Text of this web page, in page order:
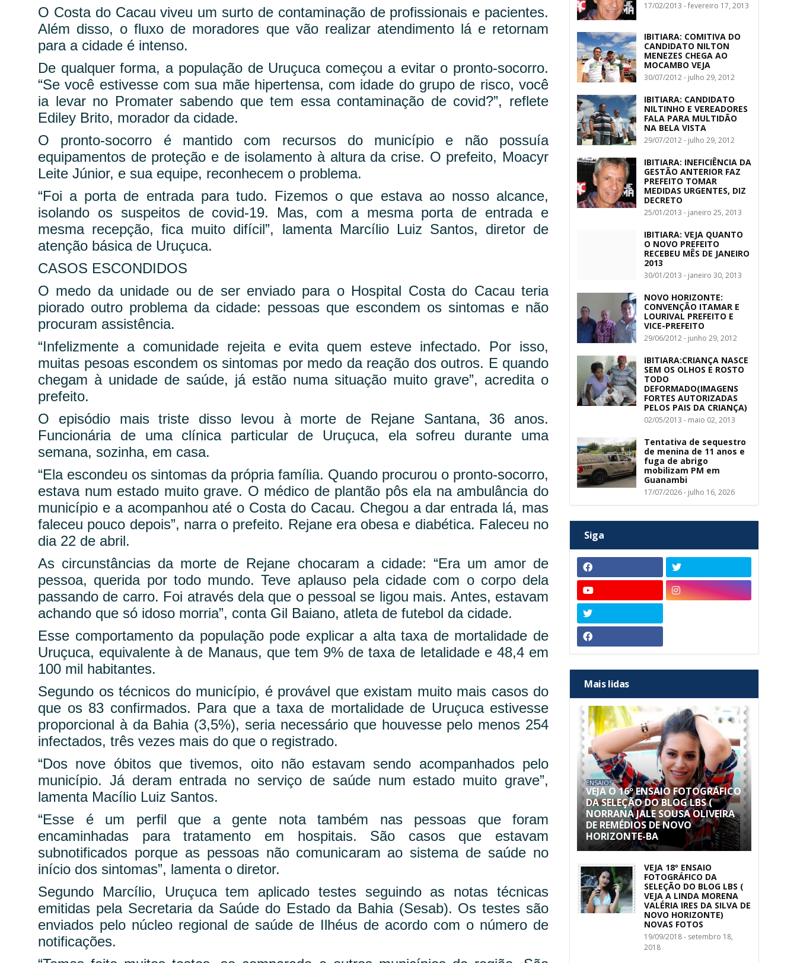
O Costa do Cacau viveu um surto de contaminação de profissionais e pacientes.
Além disso, o fluxo de moradores que vão realizar atendimento lá e retornam
para a cidade é intenso.
De qualquer forma, a população de Uruçuca começou a evitar o pronto-socorro.
“Se você estivesse com sua mãe hipertensa, com idade do grupo de risco, você
ia levar no Promater sabendo que tem essa contaminação de covid?”, reflete
Ediley Brito, morador da cidade.
O pronto-socorro é mantido com recursos do município e não possuía
equipamentos de proteção e de isolamento à altura da crise. O prefeito, Moacyr
Leite Júnior, e sua equipe, reconhecem o problema.
“Foi a porta de entrada para tudo. Fizemos o que estava ao nosso alcance,
isolando os suspeitos de covid-19. Mas, com a mesma porta de entrada e
mesma recepção, fica muito difícil”, lamenta Marcílio Luiz Santos, diretor de
atenção básica de Uruçuca.
CASOS ESCONDIDOS
O medo da unidade ou de ser enviado para o Hospital Costa do Cacau teria
piorado outro problema da cidade: pessoas que escondem os sintomas e não
procuram assistência.
“Infelizmente a comunidade rejeita e evita quem esteve infectado. Por isso,
muitas pesoas escondem os sintomas por medo da reação dos outros. E quando
chegam à unidade de saúde, já estão numa situação muito grave”, acredita o
prefeito.
O episódio mais triste disso levou à morte de Rejane Santana, 36 anos.
Funcionária de uma clínica particular de Uruçuca, ela sofreu durante uma
semana, sozinha, em casa.
“Ela escondeu os sintomas da própria família. Quando procurou o pronto-socorro,
estava num estado muito grave. O médico de plantão pôs ela na ambulância do
município e a acompanhou até o Costa do Cacau. Chegou a dar entrada lá, mas
faleceu pouco depois”, narra o prefeito. Rejane era obesa e diabética. Faleceu no
dia 22 de abril.
As circunstâncias da morte de Rejane chocaram a cidade: “Era um amor de
pessoa, querida por todo mundo. Teve aplauso pela cidade com o corpo dela
passando de carro. Foi através dela que o pessoal se ligou mais. Antes, estavam
achando que só idoso morria”, conta Gil Baiano, atleta de futebol da cidade.
Esse comportamento da população pode explicar a alta taxa de mortalidade de
Uruçuca, equivalente à de Manaus, que tem 9% de taxa de letalidade e 48,4 em
100 mil habitantes.
Segundo os técnicos do município, é provável que existam muito mais casos do
que os 83 confirmados. Para que a taxa de mortalidade de Uruçuca estivesse
proporcional à da Bahia (3,5%), seria necessário que houvesse pelo menos 254
infectados, três vezes mais do que o registrado.
“Dos nove óbitos que tivemos, oito não estavam sendo acompanhados pelo
município. Já deram entrada no serviço de saúde num estado muito grave”,
lamenta Macílio Luiz Santos.
“Esse é um perfil que a gente nota também nas pessoas que foram
encaminhadas para tratamento em hospitais. São casos que estavam
subnotificados porque as pessoas não comunicaram ao sistema de saúde no
início dos sintomas”, lamenta o diretor.
Segundo Marcílio, Uruçuca tem aplicado testes seguindo as notas técnicas
emitidas pela Secretaria da Saúde do Estado da Bahia (Sesab). Os testes são
enviados pelo núcleo regional de saúde de Ilhéus de acordo com o número de
notificações.
17/02/2013 - fevereiro 17, 2013
IBITIARA: COMITIVA DO
CANDIDATO NILTON
MENEZES CHEGA AO
MOCAMBO VEJA
30/07/2012 - julho 29, 2012
IBITIARA: CANDIDATO
NILTINHO E VEREADORES
FALA PARA MULTIDÃO
NA BELA VISTA
29/07/2012 - julho 29, 2012
IBITIARA: INEFICIÊNCIA DA
GESTÃO ANTERIOR FAZ
PREFEITO TOMAR
MEDIDAS URGENTES, DIZ
DECRETO
25/01/2013 - janeiro 25, 2013
IBITIARA: VEJA QUANTO
O NOVO PREFEITO
RECEBEU MÊS DE JANEIRO
2013
30/01/2013 - janeiro 30, 2013
NOVO HORIZONTE:
CONVENÇÃO ITAMAR E
LOURIVAL PREFEITO E
VICE-PREFEITO
29/06/2012 - junho 29, 2012
IBITIARA:CRIANÇA NASCE
SEM OS OLHOS E ROSTO
TODO
DEFORMADO(IMAGENS
FORTES AUTORIZADAS
PELOS PAIS DA CRIANÇA)
02/05/2013 - maio 02, 2013
Tentativa de sequestro
de menina de 11 anos e
fuga de abrigo
mobilizam PM em
Guanambi
17/07/2026 - julho 16, 2026
Siga
Mais lidas
ENSAIOS
VEJA O 16º ENSAIO FOTOGRÁFICO
DA SELEÇÃO DO BLOG LBS (
NORRANA JALE SOUSA OLIVEIRA
DE REMÉDIOS DE NOVO
HORIZONTE-BA
VEJA 18º ENSAIO
FOTOGRÁFICO DA
SELEÇÃO DO BLOG LBS (
VEJA A LINDA MORENA
VALÉRIA IRES DA SILVA DE
NOVO HORIZONTE)
NOVAS FOTOS
19/09/2018 - setembro 18,
2018